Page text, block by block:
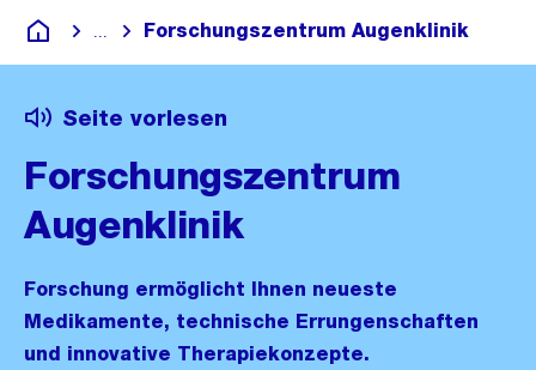
Krankenhaus
Blende alle Breadcrumbs ein
Forschungszentrum Augenklinik
Seite vorlesen
Forschungszentrum
Augenklinik
Forschung ermöglicht Ihnen neueste
Medikamente, technische Errungenschaften
und innovative Therapiekonzepte.